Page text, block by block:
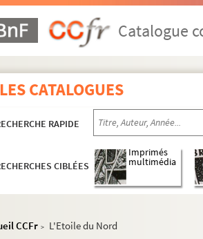
Catalogue
LES CATALOGUES
RAPIDE
CIBLÉES
Imprimés
multimédia
CCFr > L'Etoile du Nord